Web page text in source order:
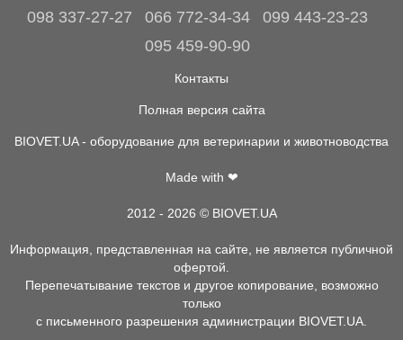
098 337-27-27
066 772-34-34
099 443-23-23
095 459-90-90
Контакты
Полная версия сайта
BIOVET.UA - оборудование для ветеринарии и животноводства
Made with ❤
2012 - 2026 © BIOVET.UA
Информация, представленная на сайте, не является публичной
офертой.
Перепечатывание текстов и другое копирование, возможно
только
с письменного разрешения администрации BIOVET.UA.